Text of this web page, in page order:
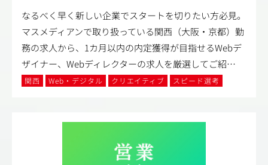
なるべく早く新しい企業でスタートを切りたい方必見。
マスメディアンで取り扱っている関西（大阪・京都）勤
務の求人から、1カ月以内の内定獲得が目指せるWebデ
ザイナー、Webディレクターの求人を厳選してご紹…
関西 Web・デジタル クリエイティブ スピード選考